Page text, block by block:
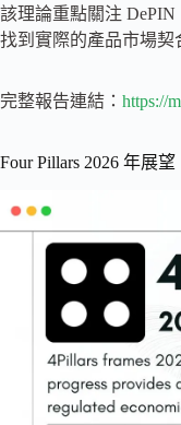
該理論重點關注
找到實際的產品市場契
完整報告連結： https://
Four Pillars 2026 年展望